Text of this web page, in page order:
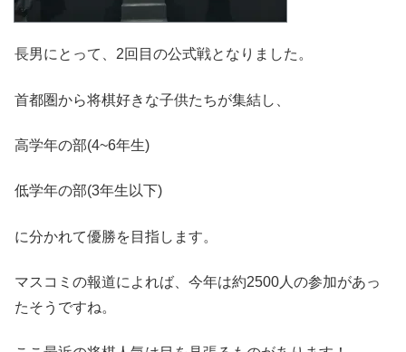
長男にとって、2回目の公式戦となりました。
首都圏から将棋好きな子供たちが集結し、
高学年の部(4~6年生)
低学年の部(3年生以下)
に分かれて優勝を目指します。
マスコミの報道によれば、今年は約2500人の参加があっ
たそうですね。